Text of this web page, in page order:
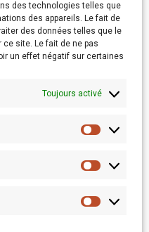
des technologies telles que
des appareils. Le fait de
des données telles que le
site. Le fait de ne pas
un effet négatif sur certaines
Toujours activé